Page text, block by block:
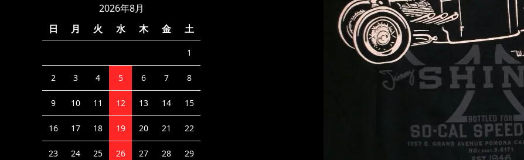
2026年8月
日
月 火 水 木 金 土
1
2 3 4 5 6 7 8
9 10 11 12 13 14 15
16 17 18 19 20 21 22
23 24 25 26 27 28 29